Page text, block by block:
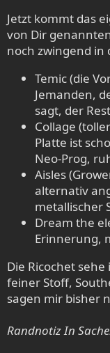
Jetzt kommt das
von Dir
noch zwingend in
Temic (die
Jemanden,
sagt, der
Collage
Platte ist
Neo-Prog,
Aisles
alternativ
metallischer
Dream the
Erinnerung,
Die Ricochet
feiner Stoff,
sagen mir bisher
Randnotiz In